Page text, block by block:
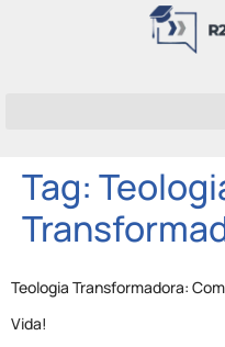
Tag:
Teologia Transformadora:
Vida!